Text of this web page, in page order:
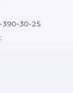
390-30-25